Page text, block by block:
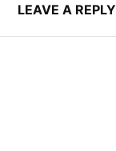
LEAVE A REPLY